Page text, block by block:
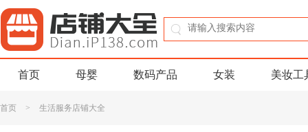
首页 母婴 数码产品 女装 美妆工
首页 > 生活服务店铺大全